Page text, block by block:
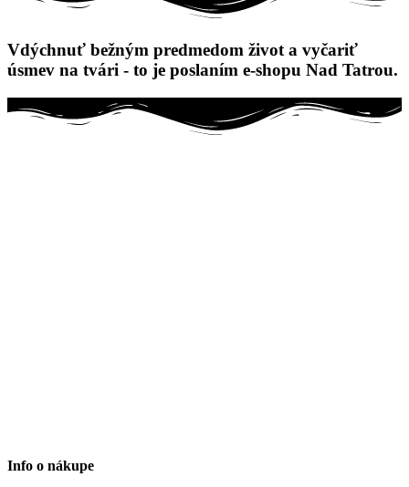
Vdýchnuť bežným predmedom život a vyčariť
úsmev na tvári - to je poslaním e-shopu Nad Tatrou.
Info o nákupe